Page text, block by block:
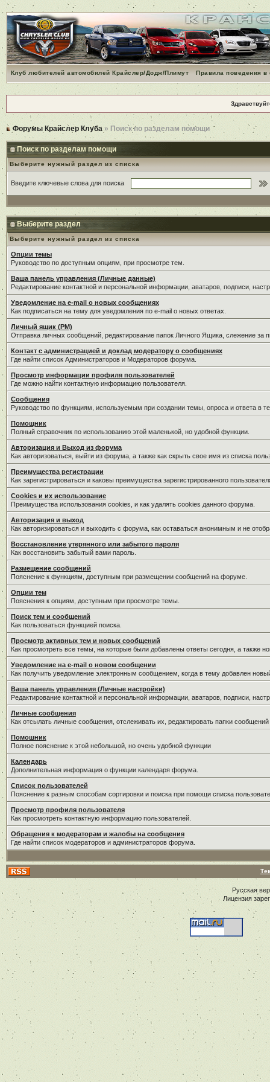
Клуб любителей автомобилей Крайслер/Додж/Плимут Правила поведения
Форумы Крайслер Клуба » Поиск по разделам помощи
Поиск по разделам помощи
Выберите нужный раздел из списка
Введите ключевые слова для поиска
Выберите раздел
Выберите нужный раздел из списка
Опции темы
Руководство по доступным опциям, при просмотре тем.
Ваша панель управления (Личные данные)
Редактирование контактной и персональной информации, аватаров, подписи,
Уведомление на e-mail о новых сообщениях
Как подписаться на тему для уведомления по e-mail о новых ответах.
Личный ящик (PM)
Отправка личных сообщений, редактирование папок Личного Ящика, слежение
Контакт с администрацией и доклад модератору о сообщениях
Где найти список Администраторов и Модераторов форума.
Просмотр информации профиля пользователей
Где можно найти контактную информацию пользователя.
Сообщения
Руководство по функциям, используемым при создании темы, опроса и ответа в
Помощник
Полный справочник по использованию этой маленькой, но удобной функции.
Авторизация и Выход из форума
Как авторизоваться, выйти из форума, а также как скрыть свое имя из списка
Преимущества регистрации
Как зарегистрироваться и каковы преимущества зарегистрированного
Cookies и их использование
Преимущества использования cookies, и как удалять cookies данного форума.
Авторизация и выход
Как авторизироваться и выходить с форума, как оставаться анонимным и не
Восстановление утерянного или забытого пароля
Как восстановить забытый вами пароль.
Размещение сообщений
Пояснение к функциям, доступным при размещении сообщений на форуме.
Опции тем
Пояснения к опциям, доступным при просмотре темы.
Поиск тем и сообщений
Как пользоваться функцией поиска.
Просмотр активных тем и новых сообщений
Как просмотреть все темы, на которые были добавлены ответы сегодня, а также
Уведомление на е-mail о новом сообщении
Как получить уведомление электронным сообщением, когда в тему добавлен
Ваша панель управления (Личные настройки)
Редактирование контактной и персональной информации, аватаров, подписи,
Личные сообщения
Как отсылать личные сообщения, отслеживать их, редактировать папки
Помошник
Полное пояснение к этой небольшой, но очень удобной функции
Календарь
Дополнительная информация о функции календаря форума.
Список пользователей
Пояснение к разным способам сортировки и поиска при помощи списка
Просмотр профиля пользователя
Как просмотреть контактную информацию пользователей.
Обращения к модераторам и жалобы на сообщения
Где найти список модераторов и администраторов форума.
Русская
Лицензия